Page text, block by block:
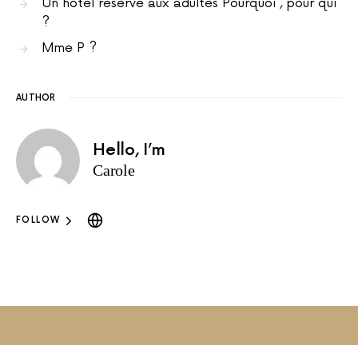
?
Mme P ?
AUTHOR
Hello, I’m
Carole
FOLLOW